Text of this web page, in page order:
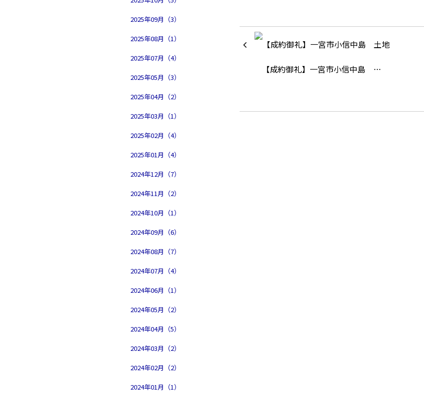
2025年09月（3）
2025年08月（1）
2025年07月（4）
2025年05月（3）
2025年04月（2）
2025年03月（1）
2025年02月（4）
2025年01月（4）
2024年12月（7）
2024年11月（2）
2024年10月（1）
2024年09月（6）
2024年08月（7）
2024年07月（4）
2024年06月（1）
2024年05月（2）
2024年04月（5）
2024年03月（2）
2024年02月（2）
2024年01月（1）
【成約御礼】一宮市小信中島 …